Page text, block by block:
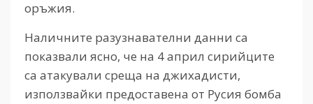
оръжия.
Наличните разузнавателни данни са
показвали ясно, че на 4 април сирийците
са атакували среща на джихадисти,
използвайки предоставена от Русия бомба